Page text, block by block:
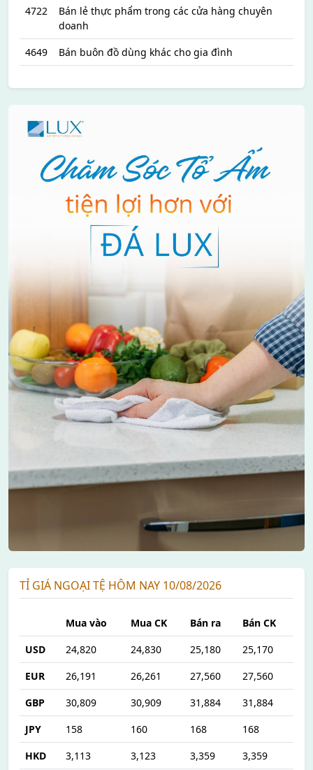
4722
Bán lẻ thực phẩm trong các cửa hàng chuyên
doanh
4649
Bán buôn đồ dùng khác cho gia đình
TỈ GIÁ NGOẠI TỆ HÔM NAY 10/08/2026
Mua vào Mua CK Bán ra
Bán CK
USD
24,820 24,830 25,180
25,170
EUR
26,191 26,261 27,560
27,560
GBP
30,809 30,909 31,884
31,884
JPY
158 160 168
168
HKD
3,113 3,123 3,359 3,359